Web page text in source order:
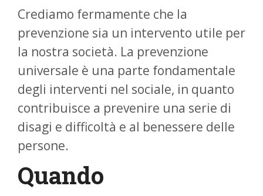
Crediamo fermamente che la
prevenzione sia un intervento utile per
la nostra società. La prevenzione
universale è una parte fondamentale
degli interventi nel sociale, in quanto
contribuisce a prevenire una serie di
disagi e difficoltà e al benessere delle
persone.
Quando